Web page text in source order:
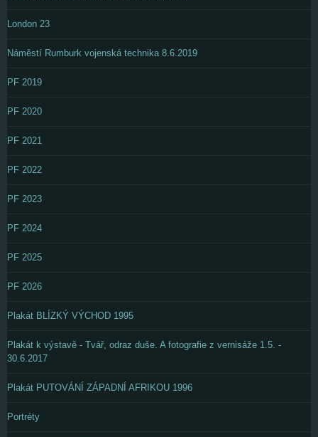
London 23
Náměstí Rumburk vojenská technika 8.6.2019
PF 2019
PF 2020
PF 2021
PF 2022
PF 2023
PF 2024
PF 2025
PF 2026
Plakát BLÍZKÝ VÝCHOD 1995
Plakát k výstavě - Tvář, odraz duše. A fotografie z vernisáže 1.5. -
30.6.2017
Plakát PUTOVÁNÍ ZÁPADNÍ AFRIKOU 1996
Portréty